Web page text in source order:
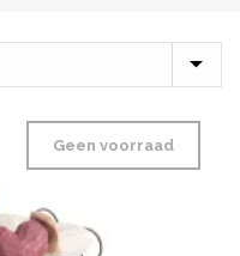
Geen voorraad